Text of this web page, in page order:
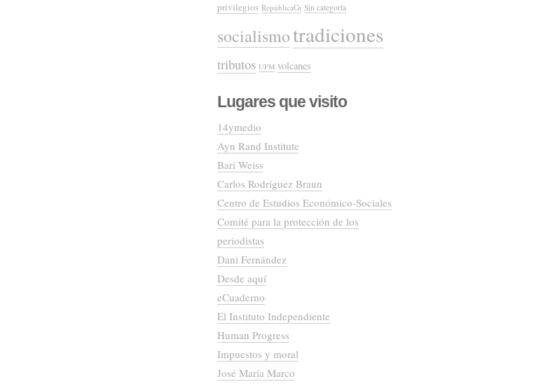
privilegios RepúblicaGt Sin categoría
socialismotradiciones
tributos UFM volcanes
Lugares que visito
14ymedio
Ayn Rand Institute
Bari Weiss
Carlos Rodríguez Braun
Centro de Estudios Económico-Sociales
Comité para la protección de los
periodistas
Dani Fernández
Desde aquí
eCuaderno
El Instituto Independiente
Human Progress
Impuestos y moral
José María Marco